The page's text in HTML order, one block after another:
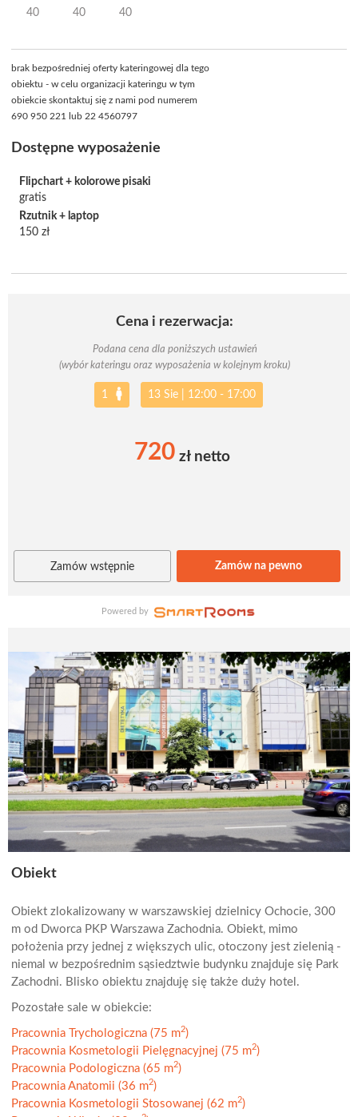
40 40 40
brak bezpośredniej oferty kateringowej dla tego
obiektu - w celu organizacji kateringu w tym
obiekcie skontaktuj się z nami pod numerem
690 950 221 lub 22 4560797
Dostępne wyposażenie
Flipchart + kolorowe pisaki
gratis
Rzutnik + laptop
150 zł
Cena i rezerwacja:
Podana cena dla poniższych ustawień
(wybór kateringu oraz wyposażenia w kolejnym kroku)
1 13 Sie 12:00 - 17:00
720 zł netto
Zamów wstępnie Zamów na pewno
Powered by
Obiekt
Obiekt zlokalizowany w warszawskiej dzielnicy Ochocie, 300
m od Dworca PKP Warszawa Zachodnia. Obiekt, mimo
położenia przy jednej z większych ulic, otoczony jest zielenią -
niemal w bezpośrednim sąsiedztwie budynku znajduje się Park
Zachodni. Blisko obiektu znajduję się także duży hotel.
Pozostałe sale w obiekcie:
Pracownia Trychologiczna (75 m2)
Pracownia Kosmetologii Pielęgnacyjnej (75 m2)
Pracownia Podologiczna (65 m2)
Pracownia Anatomii (36 m2)
Pracownia Kosmetologii Stosowanej (62 m2)